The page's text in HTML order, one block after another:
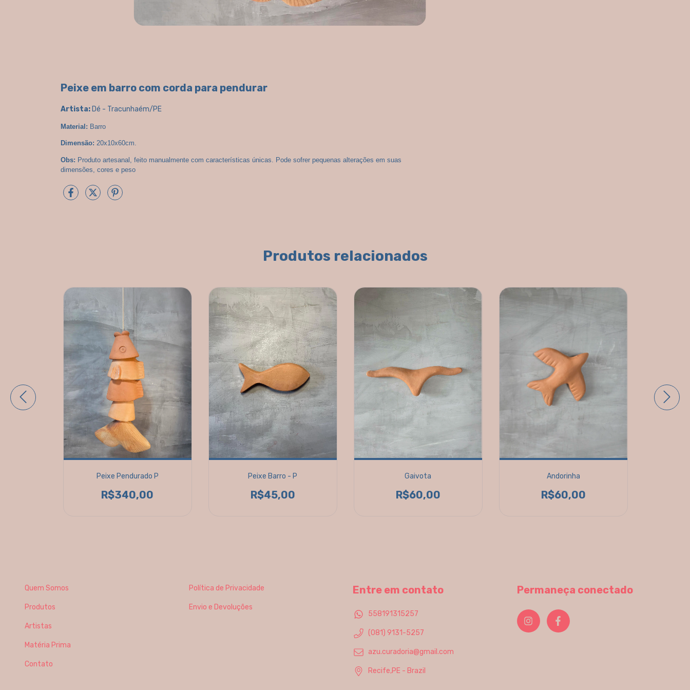
Peixe em barro com corda para pendurar
Artista: Dé - Tracunhaém/PE
Material: Barro
Dimensão: 20x10x60cm.
Obs: Produto artesanal, feito manualmente com características únicas. Pode sofrer pequenas alterações em suas
dimensões, cores e peso
Produtos relacionados
Peixe Pendurado P
R$340,00
Peixe Barro - P
R$45,00
Gaivota
R$60,00
Andorinha
R$60,00
Quem Somos
Produtos
Artistas
Matéria Prima
Contato
Política de Privacidade
Envio e Devoluções
Entre em contato
558191315257
(081) 9131-5257
azu.curadoria@gmail.com
Recife,PE - Brazil
Permaneça conectado